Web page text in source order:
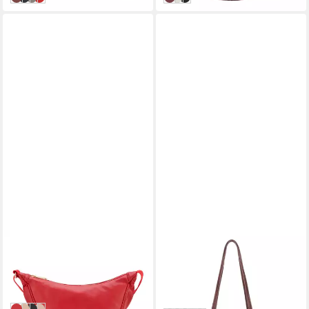
shoulderbag shz
59,95 €
in 2-3 Werktagen bei dir
Shopper Lara Shopper
UVP 129,95 €
in 2-3 Werktagen bei dir